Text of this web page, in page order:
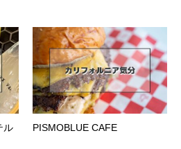
ル
PISMOBLUE CAFE